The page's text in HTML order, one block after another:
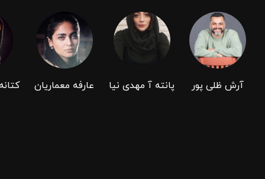
آرش ظلی پور پانته آ مهدی نیا عارفه معماریان